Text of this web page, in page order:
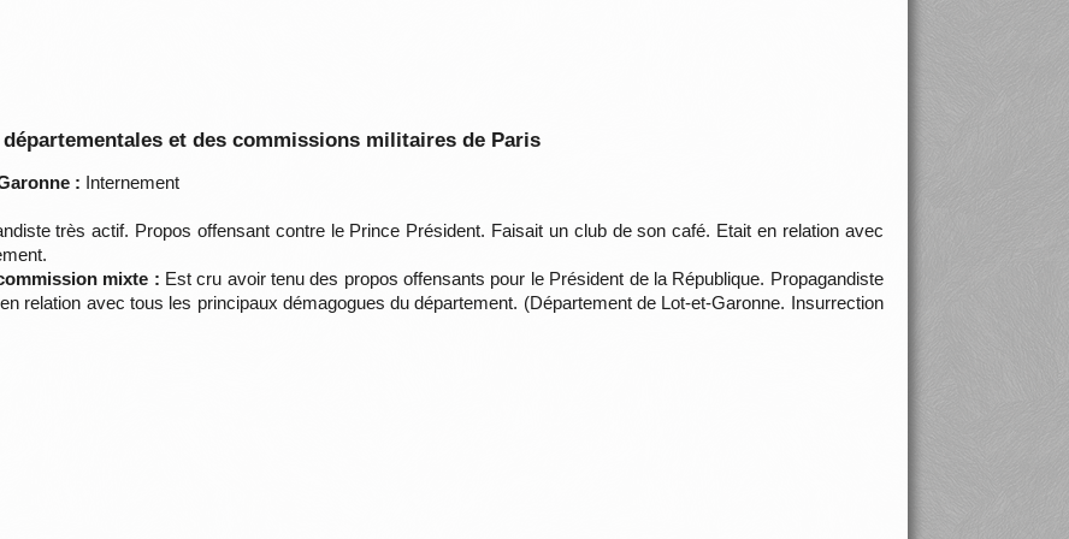
et des commissions militaires de Paris
: Internement
très actif. Propos offensant contre le Prince Président. Faisait un club de son café. Etait en relation avec
mixte : Est cru avoir tenu des propos offensants pour le Président de la République. Propagandiste
relation avec tous les principaux démagogues du département. (Département de Lot-et-Garonne. Insurrection